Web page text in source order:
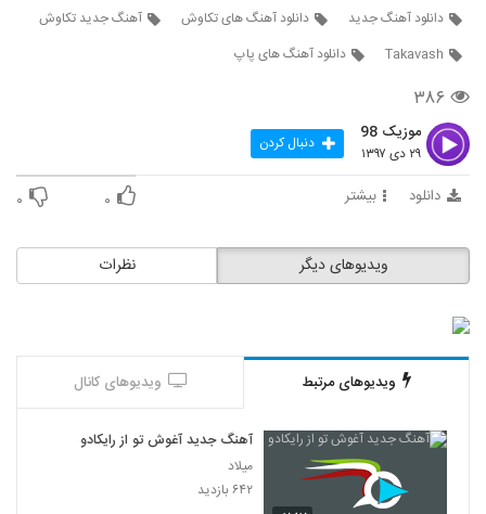
موزیک زیبای پارتی دنس (13) از ریمیکس
213
موزیک زیبای مجمع الناز از امیر عظیمی
دانلود آهنگ دلتنگی از د ویز
حامد هیرمان آهنگ همراه
دانلود آهنگ جدید
دانلود آهنگ های تکاوش
آهنگ جدید تکاوش
Takavash
دانلود آهنگ های پاپ
۳۸۶
موزیک 98
۲۹ دی ۱۳۹۷ دنبال کردن
دانلود بیشتر ۰ ۰
نظرات ویدیوهای دیگر
ویدیوهای مرتبط ویدیوهای کانال
آهنگ جدید آغوش تو از رایکادو
میلاد
۶۴۲ بازدید